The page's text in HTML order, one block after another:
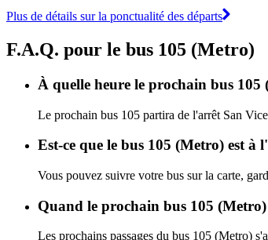
Plus de détails sur la ponctualité des départs
F.A.Q. pour le bus 105 (Metro)
À quelle heure le prochain bus
Le prochain bus 105 partira de l'arrêt San
Est-ce que le bus 105 (Metro) est à
Vous pouvez suivre votre bus sur la carte,
Quand le prochain bus 105
Les prochains passages du bus 105 (Metro)